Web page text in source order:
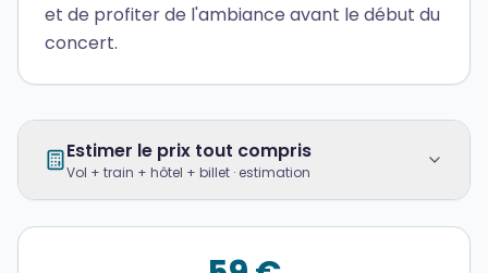
et de profiter de l'ambiance avant le début du
concert.
Estimer le prix tout compris
Vol + train + hôtel + billet · estimation